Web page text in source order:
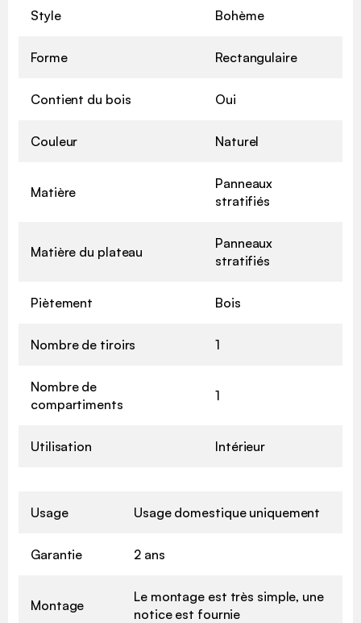
Style Bohème
Forme Rectangulaire
Contient du bois Oui
Couleur Naturel
Matière
Panneaux
stratifiés
Matière du plateau
Panneaux
stratifiés
Piètement Bois
Nombre de tiroirs 1
Nombre de
compartiments
1
Utilisation Intérieur
Usage Usage domestique uniquement
Garantie 2 ans
Montage
Le montage est très simple, une
notice est fournie